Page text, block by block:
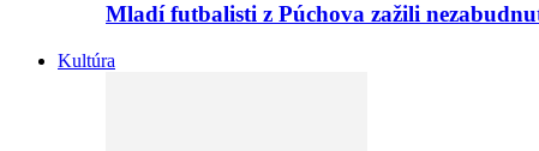
Mladí futbalisti z Púchova zažili
Kultúra